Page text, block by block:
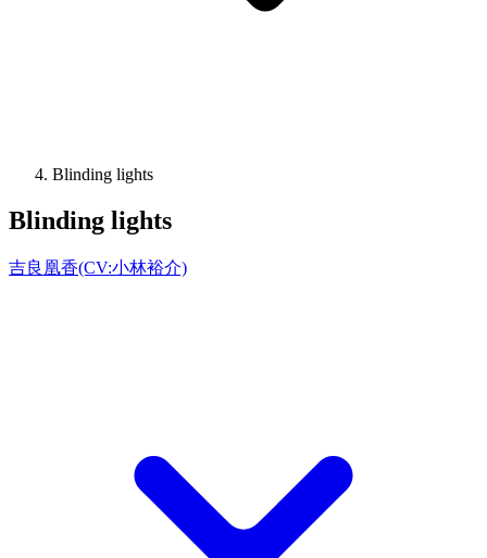
Blinding lights
Blinding lights
吉良凰香(CV:小林裕介)